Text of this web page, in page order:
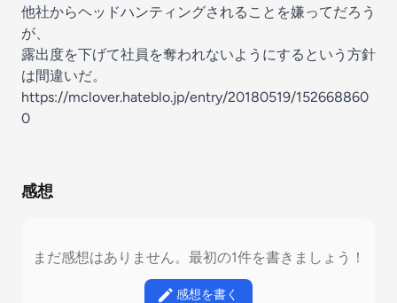
他社からヘッドハンティングされることを嫌ってだろう
が、
露出度を下げて社員を奪われないようにするという方針
は間違いだ。
https://mclover.hateblo.jp/entry/20180519/152668860
0
感想
まだ感想はありません。最初の1件を書きましょう！
感想を書く